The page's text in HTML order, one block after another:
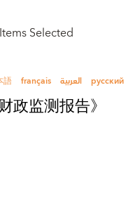
Selected
語 français العربية русский
政监测报告》